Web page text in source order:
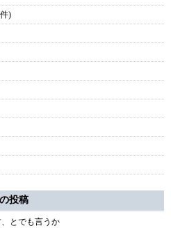
)
投稿
とでも言うか